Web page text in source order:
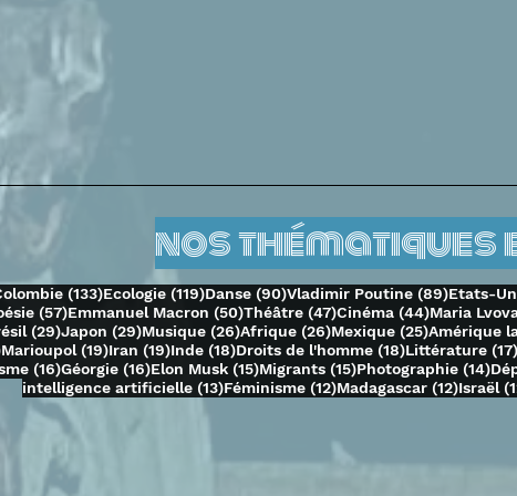
nos thématiques
posts (133)133 posts
Ecologie (119)119 posts
Danse (90)90 posts
Vladimir Poutine (89)89 posts
Etats-
posts(57)57 posts
Emmanuel Macron (50)50 posts
Théâtre (47)47 posts
Cinéma (44)44 posts
Maria
posts(29)29 posts
Japon (29)29 posts
Musique (26)26 posts
Afrique (26)26 posts
Mexique (25)25 posts
Amérique
19 posts
Marioupol (19)19 posts
Iran (19)19 posts
Inde (18)18 posts
Droits de l'homme (18)18 posts
Littérature (17)
(16)16 posts
Géorgie (16)16 posts
Elon Musk (15)15 posts
Migrants (15)15 posts
Photographie (14)14
intelligence artificielle (13)13 posts
Féminisme (12)12 posts
Madagascar (12)12 posts
Israël